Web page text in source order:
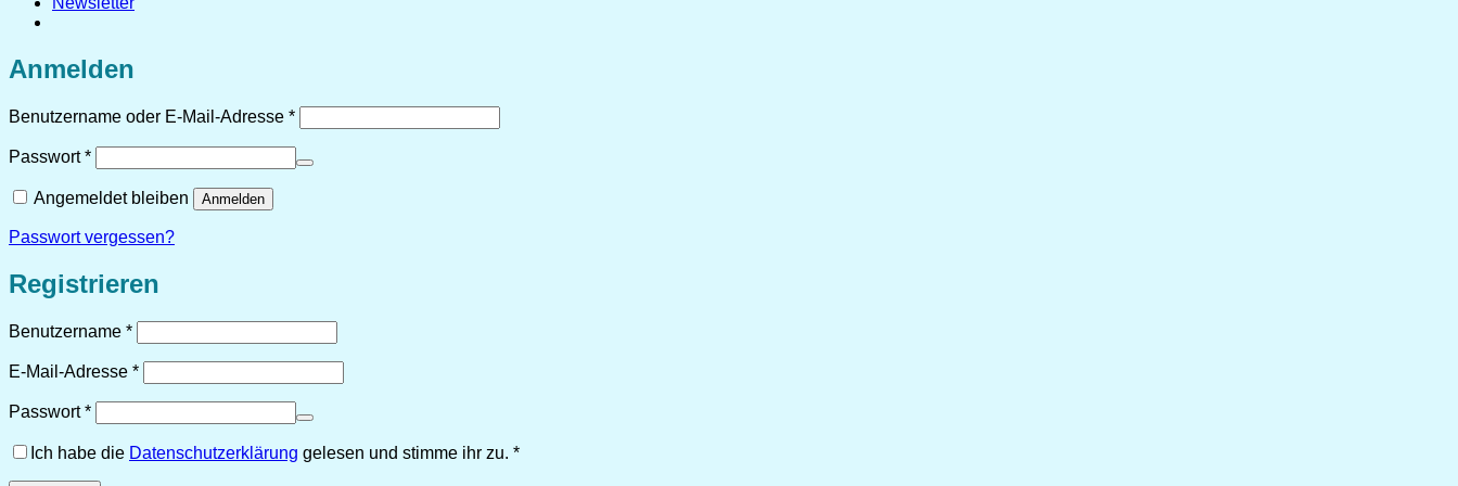
Anmelden
Benutzername oder E-Mail-Adresse *Erforderlich
Passwort*Erforderlich
Angemeldet bleiben Anmelden
Passwort vergessen?
Registrieren
Benutzername *Erforderlich
E-Mail-Adresse *Erforderlich
Passwort*Erforderlich
Ich habe die Datenschutzerklärung gelesen und stimme ihr zu. *